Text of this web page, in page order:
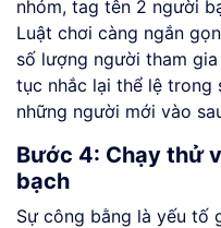
nhóm, tag tên 2 người
Luật chơi càng ngắn
số lượng người tham
tục nhắc lại thể lệ trong
những người mới vào
Bước 4: Chạy thử
bạch
Sự công bằng là yếu tố